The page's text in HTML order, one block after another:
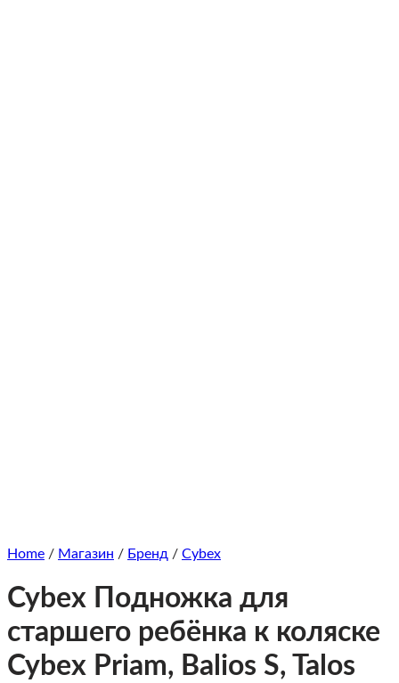
Home / Магазин / Бренд / Cybex
Cybex Подножка для
старшего ребёнка к коляске
Cybex Priam, Balios S, Talos